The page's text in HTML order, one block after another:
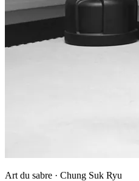
Art du sabre · Chung Suk Ryu